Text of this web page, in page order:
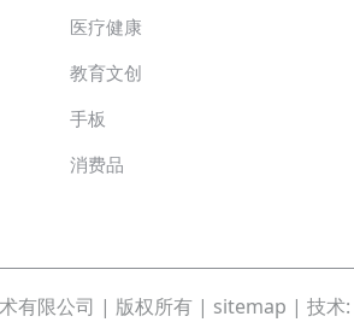
医疗健康
教育文创
手板
消费品
有限公司 | 版权所有 | sitemap | 技术: